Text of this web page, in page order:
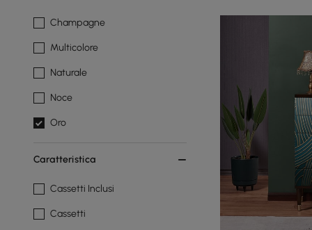
Champagne
Multicolore
Naturale
Noce
Oro
Caratteristica
Cassetti Inclusi
Cassetti